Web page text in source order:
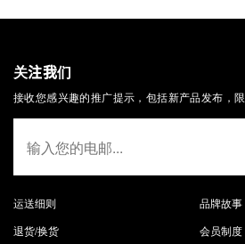
关注我们
接收您感兴趣的推广提示，包括新产品发布，限
运送细则
退货/换货
品牌故事
会员制度